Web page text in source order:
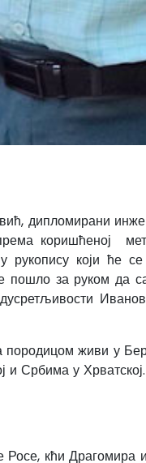
дипломирани
коришћеној
у рукопису који ће
пошло за руком да
породицом живи у
и Србима у
кћи Драгомира